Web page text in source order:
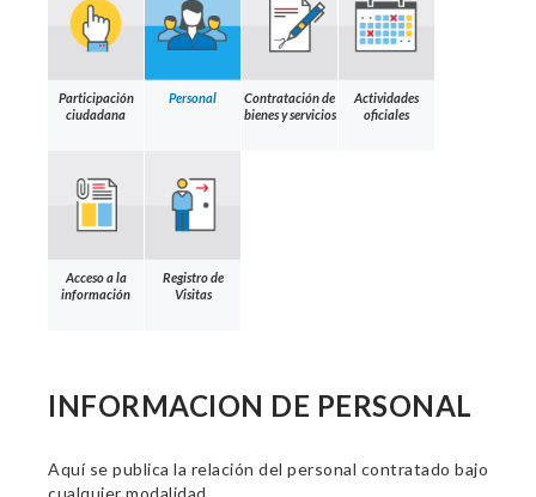
Participación
ciudadana
Personal
Contratación de
bienes y servicios
Actividades
oficiales
Acceso a la
información
Registro de
Visitas
INFORMACION DE PERSONAL
Aquí se publica la relación del personal contratado bajo
cualquier modalidad.